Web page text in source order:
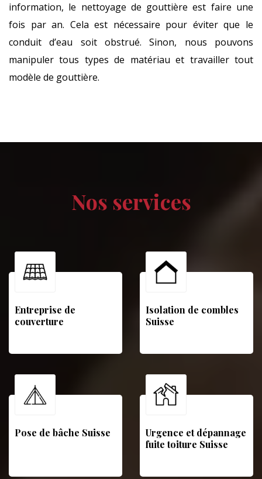
information, le nettoyage de gouttière est faire une
fois par an. Cela est nécessaire pour éviter que le
conduit d’eau soit obstrué. Sinon, nous pouvons
manipuler tous types de matériau et travailler tout
modèle de gouttière.
Nos services
Entreprise de
couverture
Isolation de combles
Suisse
Pose de bâche Suisse
Urgence et dépannage
fuite toiture Suisse